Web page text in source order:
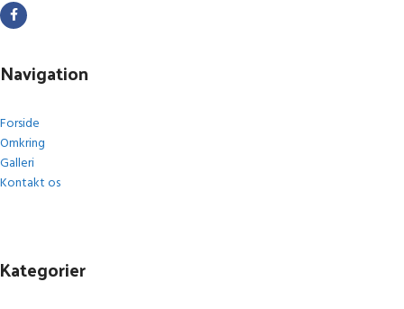
Navigation
Forside
Omkring
Galleri
Kontakt os
Kategorier